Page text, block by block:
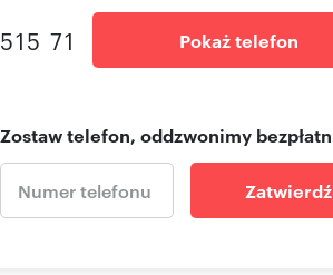
515 71 Pokaż telefon
Zostaw telefon, oddzwonimy
Zatwierdź